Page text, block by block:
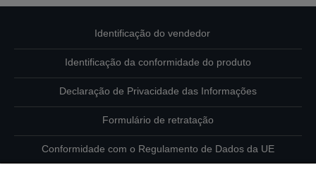
Identificação do vendedor
Identificação da conformidade do produto
Declaração de Privacidade das Informações
Formulário de retratação
Conformidade com o Regulamento de Dados da UE